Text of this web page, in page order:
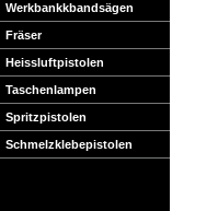
Werkbankkbandsägen
Fräser
Heissluftpistolen
Taschenlampen
Spritzpistolen
Schmelzklebepistolen